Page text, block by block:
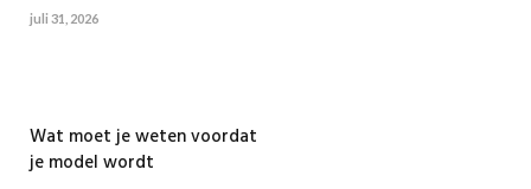
juli 31, 2026
Wat moet je weten voordat
je model wordt